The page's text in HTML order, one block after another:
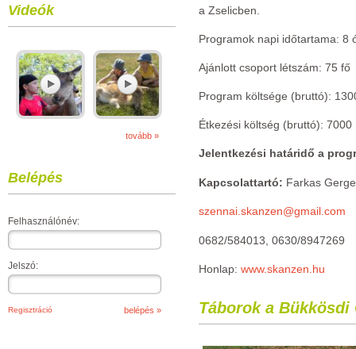
Videók
tovább »
Belépés
Felhasználónév:
Jelszó:
Regisztráció
a Zselicben.
Programok napi időtartama: 8
Ajánlott csoport létszám: 75 fő
Program költsége (bruttó):
Étkezési költség (bruttó):
Jelentkezési határidő a
Kapcsolattartó: Farkas
szennai.skanzen@gmail.com
0682/584013, 0630/8947269
Honlap: www.skanzen.hu
Táborok a Bükkösdi